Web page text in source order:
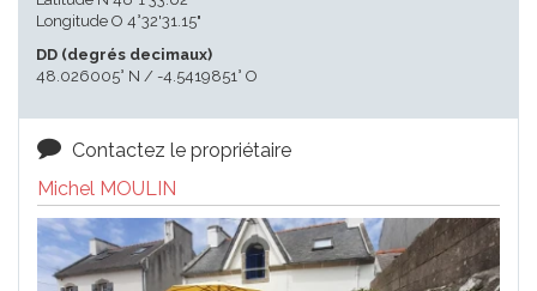
Longitude O 4°32'31.15"
DD (degrés decimaux)
48.026005° N / -4.5419851° O
Contactez le propriétaire
Michel MOULIN